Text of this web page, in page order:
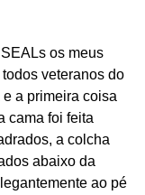
os meus
veteranos do
a primeira coisa
cama foi feita
a colcha
abaixo da
ao pé